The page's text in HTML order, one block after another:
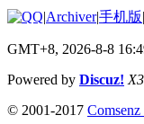
|Archiver|手机版|
GMT+8, 2026-8-8
Powered by Discuz!
© 2001-2017 Comsenz